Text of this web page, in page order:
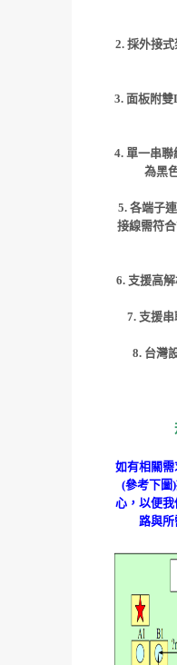
2. 採外接
3. 面板附
4. 單一串聯
為黑
5. 各端子
接線需符
6. 支援高
7. 支援
8. 台灣
如有相關需
(參考下圖
心，以便
路與所